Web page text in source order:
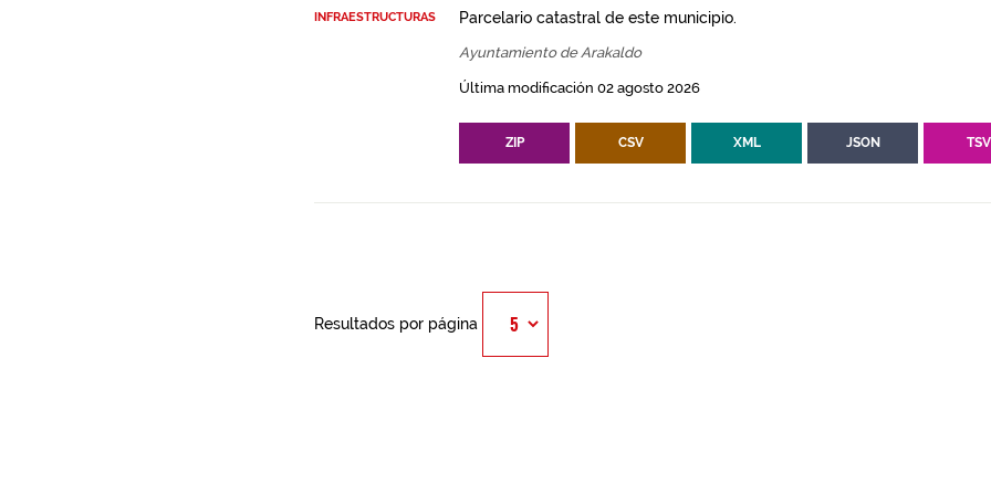
INFRAESTRUCTURAS
Parcelario catastral de este municipio.
Ayuntamiento de Arakaldo
Última modificación 02 agosto 2026
ZIP CSV XML JSON TSV
Resultados por página